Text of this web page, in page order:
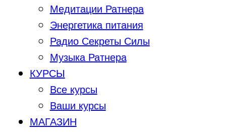
Медитации Ратнера
Энергетика питания
Радио Секреты Силы
Музыка Ратнера
КУРСЫ
Все курсы
Ваши курсы
МАГАЗИН